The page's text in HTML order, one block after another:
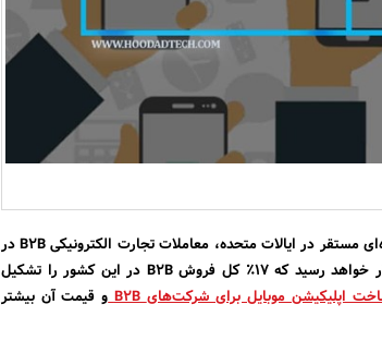
طبق گفته Forrester‌، یک شرکت تحقیقاتی و مشاوره‌ای مستقر در ایالات متحده‌، معاملات تجارت الکترونیکی B2B در
ایالات متحده تا سال 2023 به حدود 1.8 تریلیون دلار خواهد رسید که 17٪ کل فروش B2B در این کشور را تشکیل
اپلیکیشن موبایل برای شرکت‌هایB2B
و قیمت آن بیشتر